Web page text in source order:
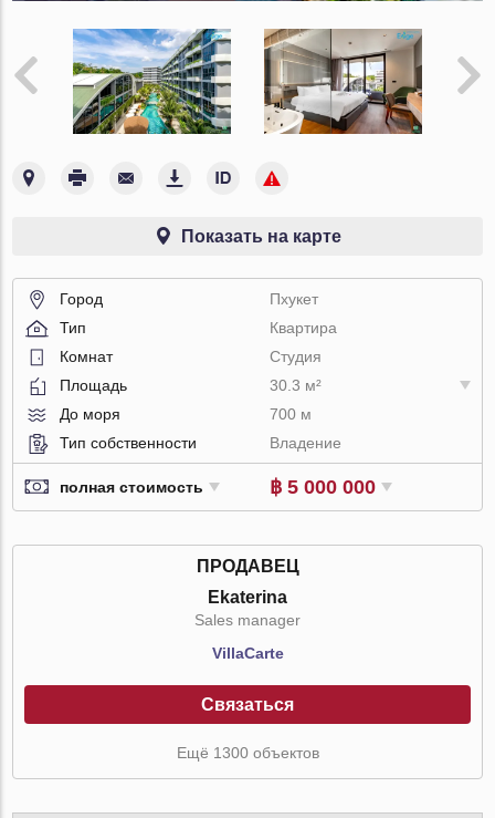
Показать на карте
Город
Пхукет
Тип
Квартира
Комнат
Студия
Площадь
30.3 м²
До моря
700 м
Тип собственности
Владение
полная стоимость ฿ 5 000 000
ПРОДАВЕЦ
Ekaterina
Sales manager
VillaСarte
Связаться
Ещё 1300 объектов